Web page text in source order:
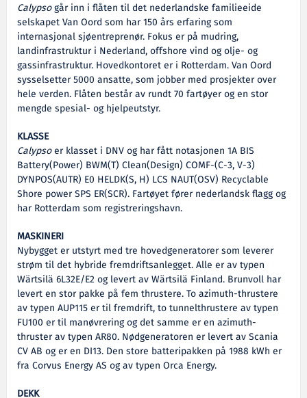
Calypsogår inn i flåten til det nederlandske familieeide
selskapet Van Oord som har 150 års erfaring som
internasjonal sjøentreprenør. Fokus er på mudring,
landinfrastruktur i Nederland, offshore vind og olje- og
gassinfrastruktur. Hovedkontoret er i Rotterdam. Van Oord
sysselsetter 5000 ansatte, som jobber med prosjekter over
hele verden. Flåten består av rundt 70 fartøyer og en stor
mengde spesial- og hjelpeutstyr.
KLASSE
Calypsoer klasset i DNV og har fått notasjonen 1A BIS
Battery(Power) BWM(T) Clean(Design) COMF-(C-3, V-3)
DYNPOS(AUTR) E0 HELDK(S, H) LCS NAUT(OSV) Recyclable
Shore power SPS ER(SCR). Fartøyet fører nederlandsk flagg og
har Rotterdam som registreringshavn.
MASKINERI
Nybygget er utstyrt med tre hovedgeneratorer som leverer
strøm til det hybride fremdriftsanlegget. Alle er av typen
Wärtsilä 6L32E/E2 og levert av Wärtsilä Finland. Brunvoll har
levert en stor pakke på fem thrustere. To azimuth-thrustere
av typen AUP115 er til fremdrift, to tunnelthrustere av typen
FU100 er til manøvrering og det samme er en azimuth-
thruster av typen AR80. Nødgeneratoren er levert av Scania
CV AB og er en DI13. Den store batteripakken på 1988 kWh er
fra Corvus Energy AS og av typen Orca Energy.
DEKK